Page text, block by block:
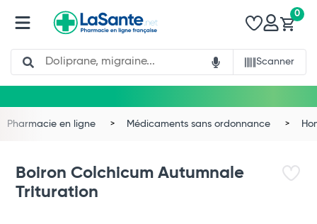
Search
Scanner
0
Pharmacie en ligne Médicaments sans ordonnance
Boiron Colchicum Autumnale
Trituration